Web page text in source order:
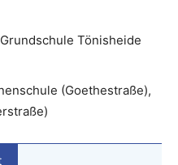
Tönisheide
(Goethestraße),